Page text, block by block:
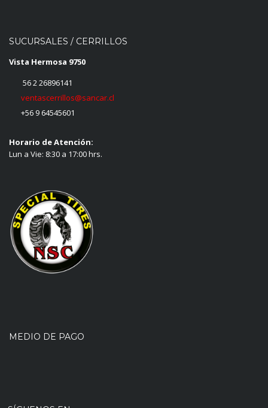
SUCURSALES / CERRILLOS
Vista Hermosa 9750
56 2 26896141
ventascerrillos@sancar.cl
+56 9 64545601
Horario de Atención:
Lun a Vie: 8:30 a 17:00 hrs.
MEDIO DE PAGO